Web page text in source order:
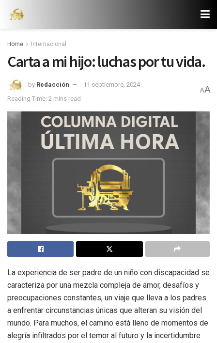
Home Internacional
Carta a mi hijo: luchas por tu vida.
by Redacción
11 septiembre, 2024
Reading Time: 2 mins read
AA
La experiencia de ser padre de un niño con discapacidad se
caracteriza por una mezcla compleja de amor, desafíos y
preocupaciones constantes, un viaje que lleva a los padres
a enfrentar circunstancias únicas que alteran su visión del
mundo. Para muchos, el camino está lleno de momentos de
alegría infiltrados por el temor al futuro y la incertidumbre